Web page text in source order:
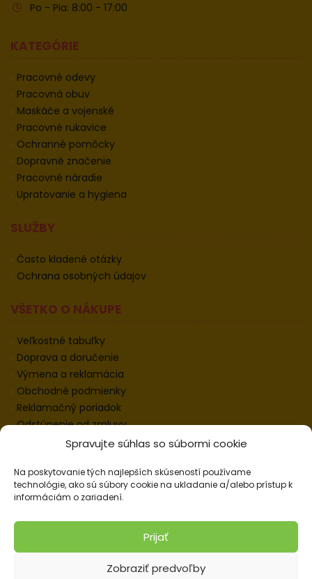
Spravujte súhlas so súbormi cookie
Na poskytovanie tých najlepších skúseností používame
technológie, ako sú súbory cookie na ukladanie a/alebo prístup k
informáciám o zariadení.
Prijať
Zobraziť predvoľby
Po - Pia: 8:00 - 17:00
KATEGÓRIE
Pracovné odevy
Pracovná obuv
Maskáče a vojenské
Pracovné rukavice
Ochranné pomôcky
Dopravné značenie
Pracovné náradie
Upratovanie a hygiena
SLUŽBY
Často kladené otázky
Ochrana osobných údajov
VŠETKO O NÁKUPE
Veľkostné tabuľky
Doprava a doručenie
Výmena a reklamácia
Obchodné podmienky
Reklamačný poriadok
Odstúpenie od zmluvy
Informácie k odstúpeniu
Nastavenie cookies
vyhradené.